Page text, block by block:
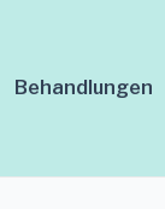
Behandlungen